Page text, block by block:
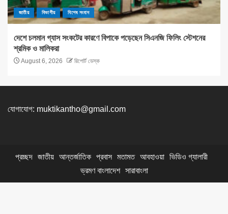
জাতীয় বিভাগীয় বিশেষ সংবাদ
দেশে চলমান গ্যাস সংকটের কারণে বিপাকে পড়েছেন সিএনজি ফিলিং স্টেশনের
শ্রমিক ও মালিকরা
August 6, 2026 রিপোর্ট ডেস্ক
যোগাযোগ: muktikantho@gmail.com
প্রচ্ছদ জাতীয় আন্তর্জাতিক প্রবাস মতামত আবহাওয়া ভিডিও গ্যালারী
ভ্রমণ বাংলাদেশ
সারাবাংলা